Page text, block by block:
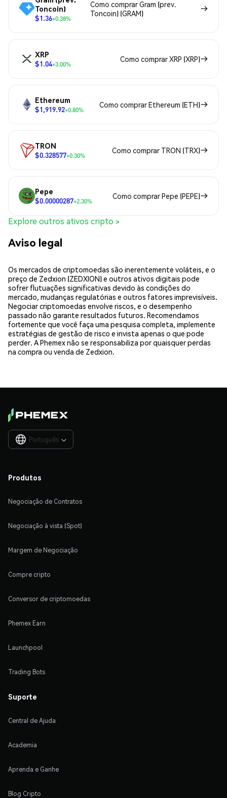
Toncoin)
$1.36+0.38%
Como comprar Gram (prev.
Toncoin) (GRAM)
XRP
$1.04+3.00%
Como comprar XRP (XRP)
Ethereum
$1,919.92+0.80%
Como comprar Ethereum (ETH)
TRON
$0.328577+0.30%
Como comprar TRON (TRX)
Pepe
$0.00000287+2.30%
Como comprar Pepe (PEPE)
Explore outros ativos cripto >
Aviso legal
Os mercados de criptomoedas são inerentemente voláteis, e o
preço de Zedxion (ZEDXION) e outros ativos digitais pode
sofrer flutuações significativas devido às condições do
mercado, mudanças regulatórias e outros fatores imprevisíveis.
Negociar criptomoedas envolve riscos, e o desempenho
passado não garante resultados futuros. Recomendamos
fortemente que você faça uma pesquisa completa, implemente
estratégias de gestão de risco e invista apenas o que pode
perder. A Phemex não se responsabiliza por quaisquer perdas
na compra ou venda de Zedxion.
Português 
Produtos
Negociação de Contratos
Negociação à vista (Spot)
Margem de Negociação
Compre cripto
Conversor de criptomoedas
Phemex Earn
Launchpool
Trading Bots
Suporte
Central de Ajuda
Academia
Aprenda e Ganhe
Blog Cripto